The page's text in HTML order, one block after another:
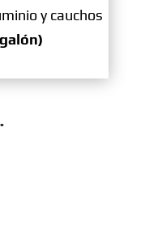
y cauchos